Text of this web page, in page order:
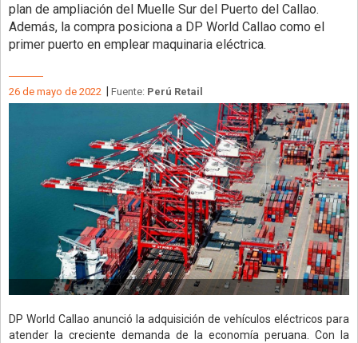
plan de ampliación del Muelle Sur del Puerto del Callao.
Además, la compra posiciona a DP World Callao como el
primer puerto en emplear maquinaria eléctrica.
26 de mayo de 2022 Fuente: Perú Retail
DP World Callao anunció la adquisición de vehículos eléctricos para
atender la creciente demanda de la economía peruana. Con la